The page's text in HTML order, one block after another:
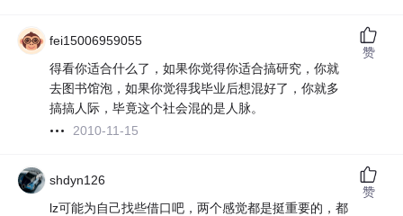
fei15006959055
得看你适合什么了，如果你觉得你适合搞研究，你就
去图书馆泡，如果你觉得我毕业后想混好了，你就多
搞搞人际，毕竟这个社会混的是人脉。
2010-11-15
赞
shdyn126
lz可能为自己找些借口吧，两个感觉都是挺重要的，都
赞